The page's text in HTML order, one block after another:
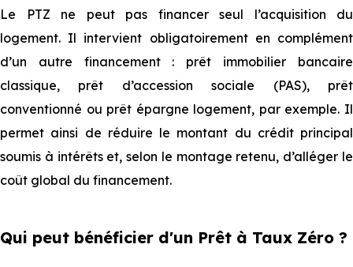
Le PTZ ne peut pas financer seul l’acquisition du
logement. Il intervient obligatoirement en complément
d’un autre financement : prêt immobilier bancaire
classique⁠⁠, prêt d’accession sociale (PAS), prêt
conventionné ou prêt épargne logement, par exemple. Il
permet ainsi de réduire le montant du crédit principal
s⁠⁠oumis à intérêts et, selon le montage retenu, d’alléger le
coût global du financement.
Qui peut bénéficier d'un Prêt à Taux Zéro ?